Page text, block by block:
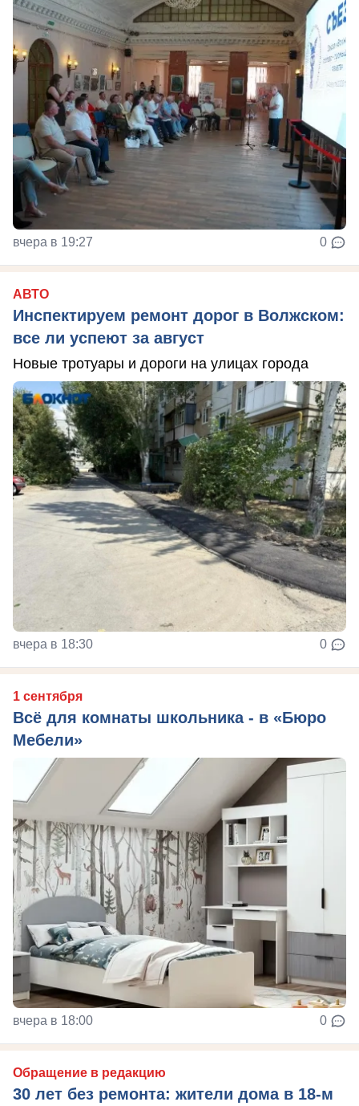
вчера в 19:27 0
АВТО
Инспектируем ремонт дорог в Волжском:
все ли успеют за август
Новые тротуары и дороги на улицах города
вчера в 18:30 0
1 сентября
Всё для комнаты школьника - в «Бюро
Мебели»
вчера в 18:00 0
Обращение в редакцию
30 лет без ремонта: жители дома в 18‑м